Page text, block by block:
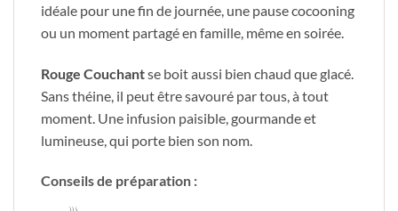
idéale pour une fin de journée, une pause cocooning
ou un moment partagé en famille, même en soirée.
Rouge Couchantse boit aussi bien chaud que glacé.
Sans théine, il peut être savouré par tous, à tout
moment. Une infusion paisible, gourmande et
lumineuse, qui porte bien son nom.
Conseils de préparation :